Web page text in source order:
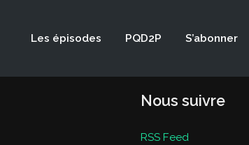
Les épisodes PQD2P S’abonner
Nous suivre
RSS Feed